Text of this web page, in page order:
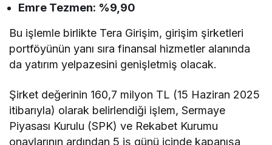
Emre Tezmen: %9,90
Bu işlemle birlikte Tera Girişim, girişim şirketleri
portföyünün yanı sıra finansal hizmetler alanında
da yatırım yelpazesini genişletmiş olacak.
Şirket değerinin 160,7 milyon TL (15 Haziran 2025
itibarıyla) olarak belirlendiği işlem, Sermaye
Piyasası Kurulu (SPK) ve Rekabet Kurumu
onaylarının ardından 5 iş günü içinde kapanışa